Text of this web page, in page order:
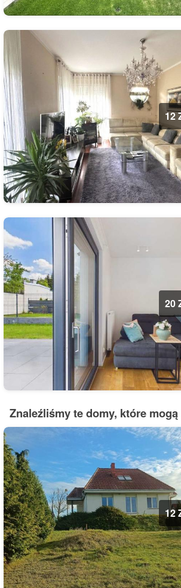
12
20
Znaleźliśmy te domy, które
12